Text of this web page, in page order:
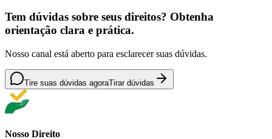
Tem dúvidas sobre seus direitos? Obtenha
orientação clara e prática.
Nosso canal está aberto para esclarecer suas dúvidas.
Tire suas dúvidas agoraTirar dúvidas
Nosso Direito